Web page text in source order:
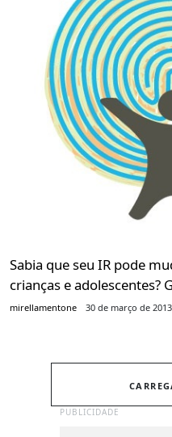
Sabia que seu IR pode
crianças e adolescentes?
mirellamentone 30 de março de
PUBLICIDADE